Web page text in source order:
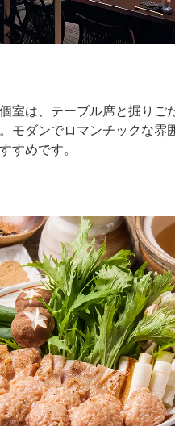
室は、テーブル席と掘りご
モダンでロマンチックな雰
すめです。